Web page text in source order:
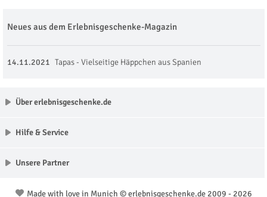
Neues aus dem Erlebnisgeschenke-Magazin
14.11.2021 Tapas - Vielseitige Häppchen aus Spanien
Über erlebnisgeschenke.de
Hilfe & Service
Unsere Partner
Made with love in Munich © erlebnisgeschenke.de 2009 - 2026